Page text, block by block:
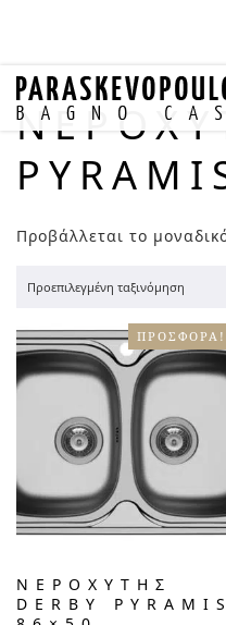
Προβάλλεται το
ΠΡΟΣΦΟΡΆ!
ΝΕΡΟΧΎΤΗΣ
DERBY PYRAMIS